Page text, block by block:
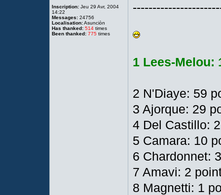
Inscription: Jeu 29 Avr, 2004
14:22
Messages: 24756
Localisation:Asunciòn
Has thanked: 514 times
Been thanked: 775 times
1 Lees-Melou:
2 N'Diaye: 59
3 Ajorque: 29
4 Del Castillo:
5 Camara: 10
6 Chardonnet:
7 Amavi: 2
8 Magnetti: 1